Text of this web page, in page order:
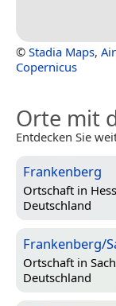
© Stadia Maps,
Copernicus
Orte mit
Entdecken Sie
Frankenberg
Ortschaft in
Deutschland
Frankenberg/
Ortschaft in
Deutschland